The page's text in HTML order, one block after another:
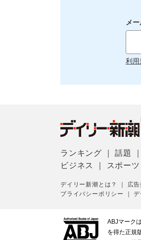
メ
利用
ランキング ｜話題
ビジネス
スポーツ
デイリー新潮とは？ 広
プライバシーポリシー
｜
ABJマーク
を得た正規